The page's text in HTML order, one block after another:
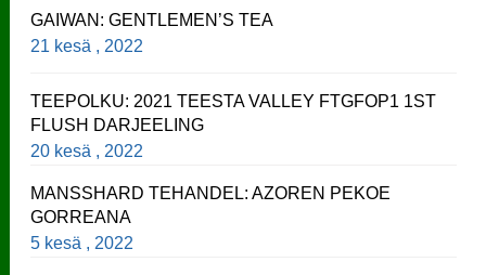
GAIWAN: GENTLEMEN’S TEA
21 kesä , 2022
TEEPOLKU: 2021 TEESTA VALLEY FTGFOP1 1ST
FLUSH DARJEELING
20 kesä , 2022
MANSSHARD TEHANDEL: AZOREN PEKOE
GORREANA
5 kesä , 2022